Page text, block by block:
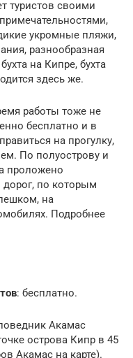
туристов своими
укромные пляжи,
разнообразная
на Кипре, бухта
здесь же.
работы тоже не
бесплатно и в
на прогулку,
По полуострову и
проложено
дорог, по которым
на
Подробнее
: бесплатно.
Акамас
острова Кипр в 45
Акамас на карте).